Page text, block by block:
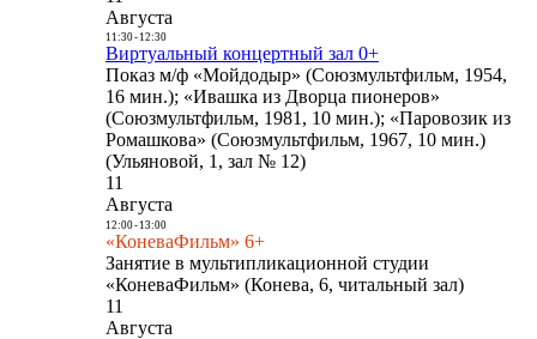
Августа
11:30- 12:30
Виртуальный концертный зал 0+
Показ м/ф «Мойдодыр» (Союзмультфильм, 1954,
16 мин.); «Ивашка из Дворца пионеров»
(Союзмультфильм, 1981, 10 мин.); «Паровозик из
Ромашкова» (Союзмультфильм, 1967, 10 мин.)
(Ульяновой, 1, зал № 12)
11
Августа
12:00- 13:00
«КоневаФильм» 6+
Занятие в мультипликационной студии
«КоневаФильм» (Конева, 6, читальный зал)
11
Августа